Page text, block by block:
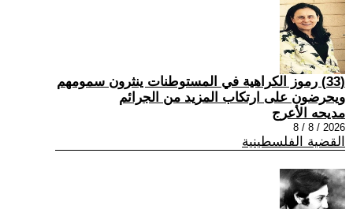
(33) رموز الكراهية في المستوطنات ينثرون سمومهم
ويحرضون على ارتكاب المزيد من الجرائم
مديحه الأعرج
2026 / 8 / 8
القضية الفلسطينية